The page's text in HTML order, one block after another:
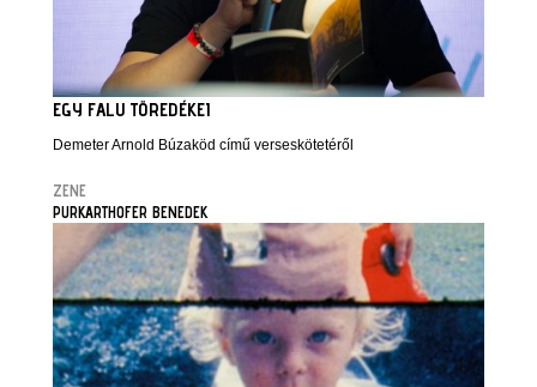
EGY FALU TÖREDÉKEI
Demeter Arnold Búzaköd című verseskötetéről
ZENE
PURKARTHOFER BENEDEK